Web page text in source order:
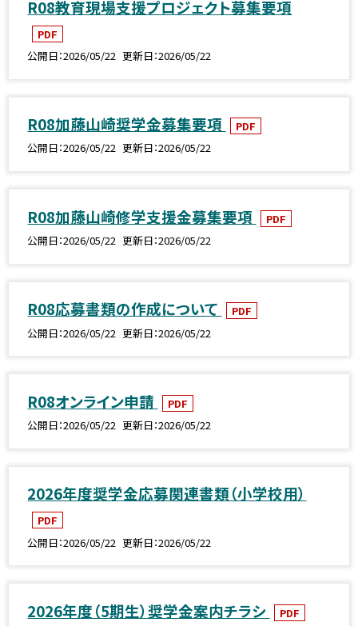
R08教育現場支援プロジェクト募集要項
PDF
公開日 2026/05/22 更新日 2026/05/22
R08加藤山崎奨学金募集要項
PDF
公開日 2026/05/22 更新日 2026/05/22
R08加藤山崎修学支援金募集要項
PDF
公開日 2026/05/22 更新日 2026/05/22
R08応募書類の作成について
PDF
公開日 2026/05/22 更新日 2026/05/22
R08オンライン申請
PDF
公開日 2026/05/22 更新日 2026/05/22
2026年度奨学金応募関連書類（小学校用）
PDF
公開日 2026/05/22 更新日 2026/05/22
2026年度（5期生）奨学金案内チラシ
PDF